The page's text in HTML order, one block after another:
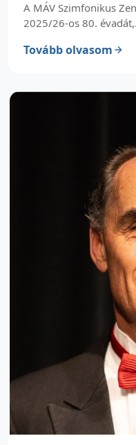
A MÁV Szimfonikus
2025/26-os 80.
Tovább olvasom